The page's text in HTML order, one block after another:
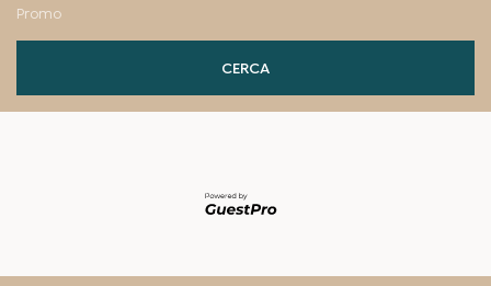
CERCA